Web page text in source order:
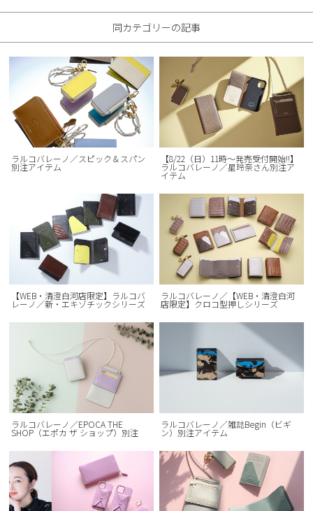
同カテゴリーの記事
ラルコバレーノ／スピック＆スパン
別注アイテム
【8/22（日）11時〜発売受付開始!!】
ラルコバレーノ／星玲奈さん別注ア
イテム
【WEB・清澄白河店限定】ラルコバ
レーノ／新・エキゾチックシリーズ
ラルコバレーノ／【WEB・清澄白河
店限定】クロコ型押しシリーズ
ラルコバレーノ／EPOCA THE
SHOP（エポカ ザ ショップ）別注
ラルコバレーノ／雑誌Begin（ビギ
ン）別注アイテム